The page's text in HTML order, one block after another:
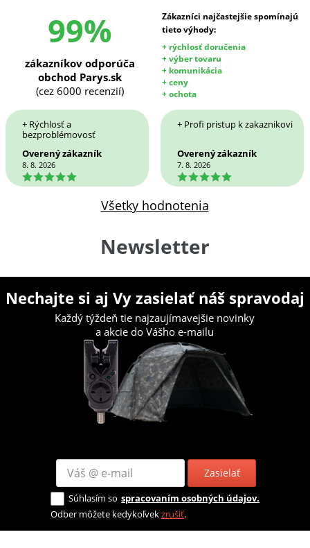
99%
Zákazníci najčastejšie spomínajú
tieto výhody:
+ rýchlosť doručenia
+ výber tovaru
+ komunikácia
+ ceny
+ ochota
zákazníkov odporúča
obchod Parys.sk
(cez 6000 recenzií)
+ Rýchlosť a
bezproblémovosť
Overený zákazník
8. 8. 2026
5
+ Profi pristup k zakaznikovi
Overený zákazník
7. 8. 2026
5
Všetky hodnotenia
Newsletter
Nechajte si aj Vy zasielať náš spravodaj
Každý týždeň tie najzaujímavejšie novinky
a akcie do Vášho e-mailu
Zasielať
Súhlasím so spracovaním osobných údajov.
Odber môžete kedykoľvekzrušiť.